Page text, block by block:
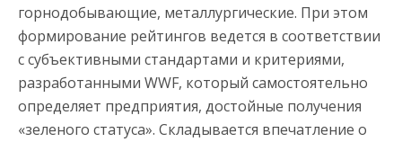
горнодобывающие, металлургические. При этом
формирование рейтингов ведется в соответствии
с субъективными стандартами и критериями,
разработанными WWF, который самостоятельно
определяет предприятия, достойные получения
«зеленого статуса». Складывается впечатление о